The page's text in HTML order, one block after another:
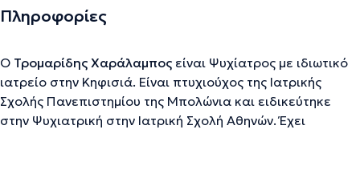
Πληροφορίες
Ο Τρομαρίδης Χαράλαμπος είναι Ψυχίατρος με ιδιωτικό
ιατρείο στην Κηφισιά. Είναι πτυχιούχος της Ιατρικής
Σχολής Πανεπιστημίου της Μπολώνια και ειδικεύτηκε
στην Ψυχιατρική στην Ιατρική Σχολή Αθηνών. Έχει